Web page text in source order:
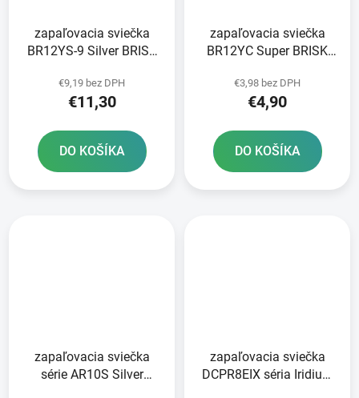
zapaľovacia sviečka
BR12YS-9 Silver BRISK
€9,19 bez DPH
€11,30
DO KOŠÍKA
zapaľovacia sviečka
BR12YC Super BRISK
€3,98 bez DPH
€4,90
DO KOŠÍKA
zapaľovacia sviečka
série AR10S Silver
zapaľovacia sviečka
DCPR8EIX séria Iridium